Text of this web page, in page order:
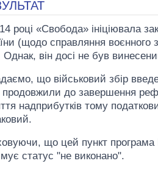
році «Свобода» ініціювала
(щодо справляння воєнного
Однак, він досі не був
що військовий збір
продовжили до завершення
надприбутків тому
що цей пункт програма
статус "не виконано".